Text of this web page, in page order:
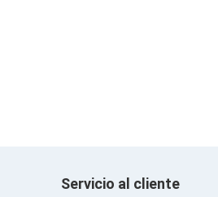
Servicio al cliente